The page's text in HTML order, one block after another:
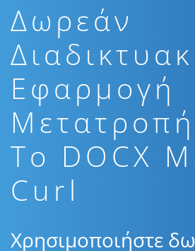
Δωρεάν
Εφαρμογή
To DOCX
Curl
Χρησιμοποιήστε